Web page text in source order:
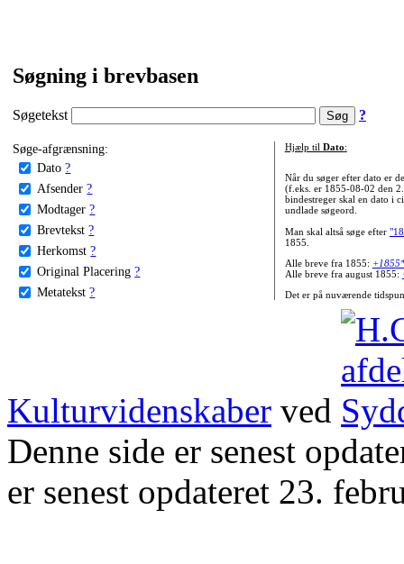
Søgning i brevbasen
Søgetekst ?
Søge-afgrænsning:
Dato ?
Afsender ?
Modtager ?
Brevtekst ?
Herkomst ?
Original Placering ?
Metatekst ?
Hjælp til Dato:
Når du søger efter dato er
(f.eks. er 1855-08-02 den
bindestreger skal en dato i
undlade søgeord.
Man skal altså søge efter
1855.
Alle breve fra 1855:
Alle breve fra august 1855:
Det er på nuværende
Kulturvidenskaber ved
Denne side er senest
er senest opdateret 23.